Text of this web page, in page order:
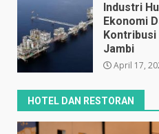
Industri
Ekonomi
Jambi
April 17,
HOTEL DAN RESTORAN